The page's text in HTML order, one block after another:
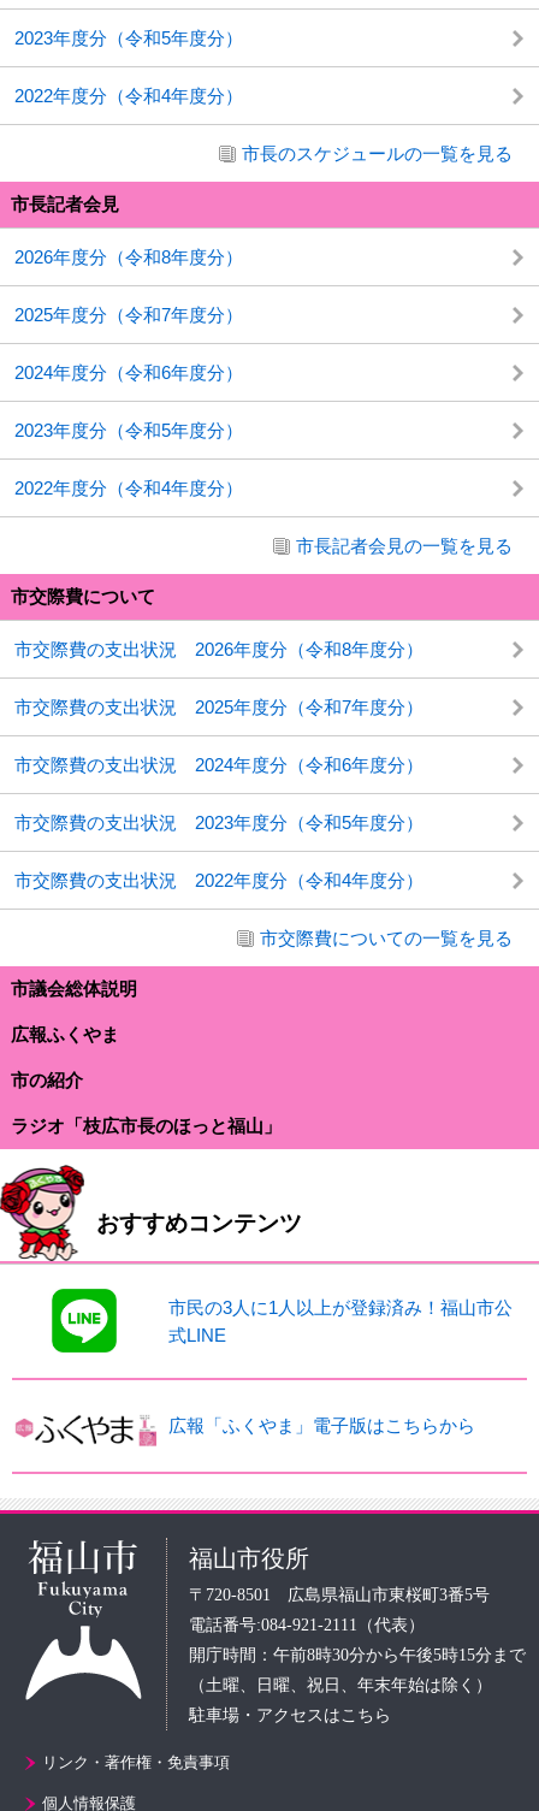
2023年度分（令和5年度分）
2022年度分（令和4年度分）
市長のスケジュールの一覧を見る
市長記者会見
2026年度分（令和8年度分）
2025年度分（令和7年度分）
2024年度分（令和6年度分）
2023年度分（令和5年度分）
2022年度分（令和4年度分）
市長記者会見の一覧を見る
市交際費について
市交際費の支出状況 2026年度分（令和8年度分）
市交際費の支出状況 2025年度分（令和7年度分）
市交際費の支出状況 2024年度分（令和6年度分）
市交際費の支出状況 2023年度分（令和5年度分）
市交際費の支出状況 2022年度分（令和4年度分）
市交際費についての一覧を見る
市議会総体説明
広報ふくやま
市の紹介
ラジオ「枝広市長のほっと福山」
おすすめコンテンツ
市民の3人に1人以上が登録済み！福山市公
式LINE
広報「ふくやま」電子版はこちらから
福山市役所
〒720-8501 広島県福山市東桜町3番5号
電話番号:084-921-2111（代表）
開庁時間：午前8時30分から午後5時15分まで
（土曜、日曜、祝日、年末年始は除く）
駐車場・アクセスはこちら
リンク・著作権・免責事項
個人情報保護